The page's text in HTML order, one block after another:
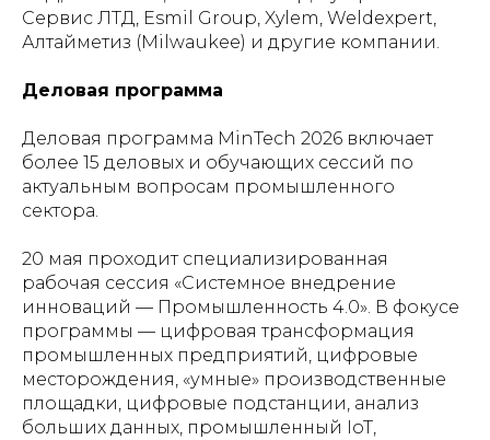
Сервис ЛТД, Esmil Group, Xylem, Weldexpert,
Алтайметиз (Milwaukee) и другие компании.
Деловая программа
Деловая программа MinTech 2026 включает
более 15 деловых и обучающих сессий по
актуальным вопросам промышленного
сектора.
20 мая проходит специализированная
рабочая сессия «Системное внедрение
инноваций — Промышленность 4.0». В фокусе
программы — цифровая трансформация
промышленных предприятий, цифровые
месторождения, «умные» производственные
площадки, цифровые подстанции, анализ
больших данных, промышленный IoT,